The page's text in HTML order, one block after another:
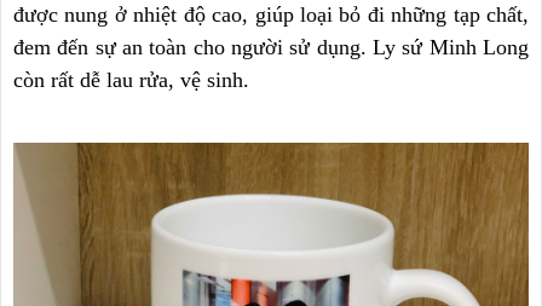
được nung ở nhiệt độ cao, giúp loại bỏ đi những tạp chất,
đem đến sự an toàn cho người sử dụng. Ly sứ Minh Long
còn rất dễ lau rửa, vệ sinh.